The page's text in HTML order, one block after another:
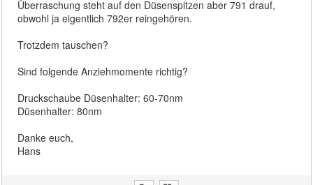
Überraschung steht auf den Düsenspitzen aber 791 drauf,
obwohl ja eigentlich 792er reingehören.
Trotzdem tauschen?
Sind folgende Anziehmomente richtig?
Druckschaube Düsenhalter: 60-70nm
Düsenhalter: 80nm
Danke euch,
Hans